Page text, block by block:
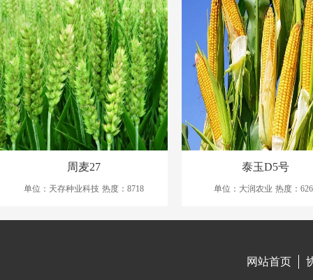
周麦27
单位：天存种业科技 热度：8718
泰玉D5号
单位：大润农业 热度：
网站首页